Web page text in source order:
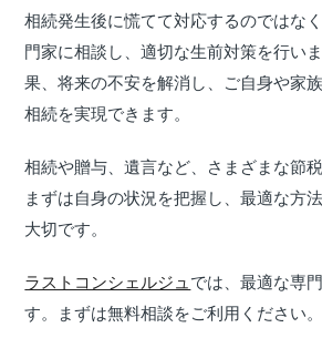
相続発生後に慌てて対応するのではな
門家に相談し、適切な生前対策を行い
果、将来の不安を解消し、ご自身や家
相続を実現できます。
相続や贈与、遺言など、さまざまな節
まずは自身の状況を把握し、最適な方
大切です。
ラストコンシェルジュでは、最適な専
す。まずは無料相談をご利用ください。